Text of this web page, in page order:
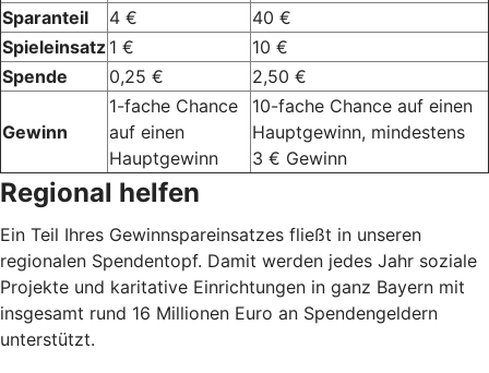
Sparanteil
4 €
40 €
Spieleinsatz 1 €
10 €
Spende
0,25 € 2,50 €
Gewinn
1-fache Chance
auf einen
Hauptgewinn
10-fache Chance auf einen
Hauptgewinn, mindestens
3 € Gewinn
Regional helfen
Ein Teil Ihres Gewinnspareinsatzes fließt in unseren
regionalen Spendentopf. Damit werden jedes Jahr soziale
Projekte und karitative Einrichtungen in ganz Bayern mit
insgesamt rund 16 Millionen Euro an Spendengeldern
unterstützt.